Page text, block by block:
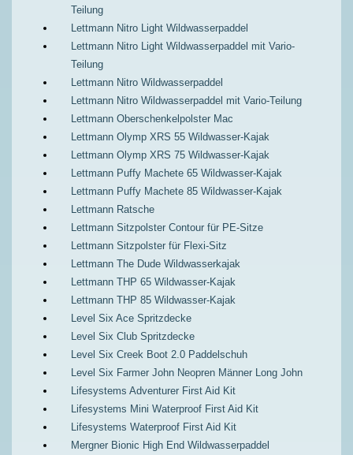
Teilung
Lettmann Nitro Light Wildwasserpaddel
Lettmann Nitro Light Wildwasserpaddel mit Vario-
Teilung
Lettmann Nitro Wildwasserpaddel
Lettmann Nitro Wildwasserpaddel mit Vario-Teilung
Lettmann Oberschenkelpolster Mac
Lettmann Olymp XRS 55 Wildwasser-Kajak
Lettmann Olymp XRS 75 Wildwasser-Kajak
Lettmann Puffy Machete 65 Wildwasser-Kajak
Lettmann Puffy Machete 85 Wildwasser-Kajak
Lettmann Ratsche
Lettmann Sitzpolster Contour für PE-Sitze
Lettmann Sitzpolster für Flexi-Sitz
Lettmann The Dude Wildwasserkajak
Lettmann THP 65 Wildwasser-Kajak
Lettmann THP 85 Wildwasser-Kajak
Level Six Ace Spritzdecke
Level Six Club Spritzdecke
Level Six Creek Boot 2.0 Paddelschuh
Level Six Farmer John Neopren Männer Long John
Lifesystems Adventurer First Aid Kit
Lifesystems Mini Waterproof First Aid Kit
Lifesystems Waterproof First Aid Kit
Mergner Bionic High End Wildwasserpaddel